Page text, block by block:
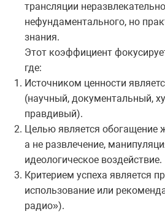
трансляции
нефундаментального, но
знания.
Этот коэффициент
где:
Источником ценности
(научный, документальный,
правдивый).
Целью является обогащение
а не развлечение,
идеологическое воздействие.
Критерием успеха является
использование или
радио»).